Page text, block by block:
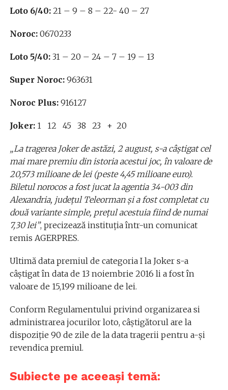
Loto 6/40: 21 – 9 – 8 – 22- 40 – 27
Noroc: 0670233
Loto 5/40:31 – 20 – 24 – 7 – 19 – 13
Super Noroc: 963631
Noroc Plus: 916127
Joker: 1 12 45 38 23 + 20
„La tragerea Joker de astăzi, 2 august, s-a câştigat cel
mai mare premiu din istoria acestui joc, în valoare de
20,573 milioane de lei (peste 4,45 milioane euro).
Biletul norocos a fost jucat la agentia 34-003 din
Alexandria, judeţul Teleorman şi a fost completat cu
două variante simple, preţul acestuia fiind de numai
7,30 lei”, precizează instituţia într-un comunicat
remis AGERPRES.
Ultimă data premiul de categoria I la Joker s-a
câştigat în data de 13 noiembrie 2016 li a fost în
valoare de 15,199 milioane de lei.
Conform Regulamentului privind organizarea si
administrarea jocurilor loto, câştigătorul are la
dispoziţie 90 de zile de la data tragerii pentru a-şi
revendica premiul.
Subiecte pe aceeași temă: